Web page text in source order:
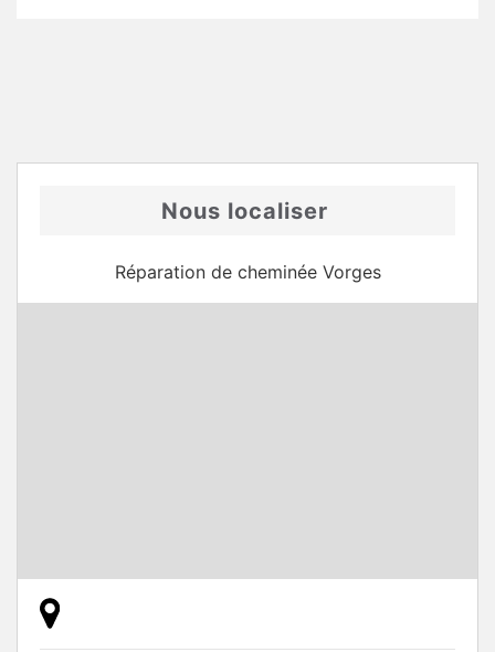
Nous localiser
Réparation de cheminée Vorges